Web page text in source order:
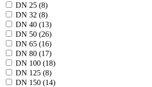
DN 25 (8)
DN 32 (8)
DN 40 (13)
DN 50 (26)
DN 65 (16)
DN 80 (17)
DN 100 (18)
DN 125 (8)
DN 150 (14)